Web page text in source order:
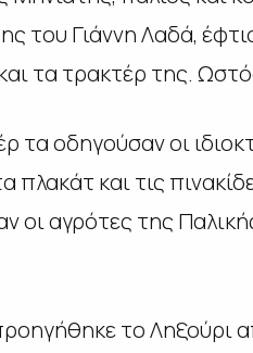
του Γιάννη Λαδά,
τα τρακτέρ της.
τα οδηγούσαν οι
πλακάτ και τις
οι αγρότες της
το Ληξούρι